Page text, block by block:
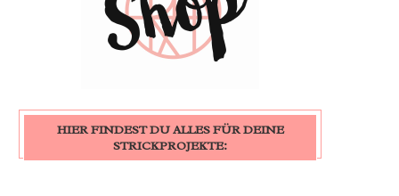
HIER FINDEST DU ALLES FÜR DEINE
STRICKPROJEKTE: